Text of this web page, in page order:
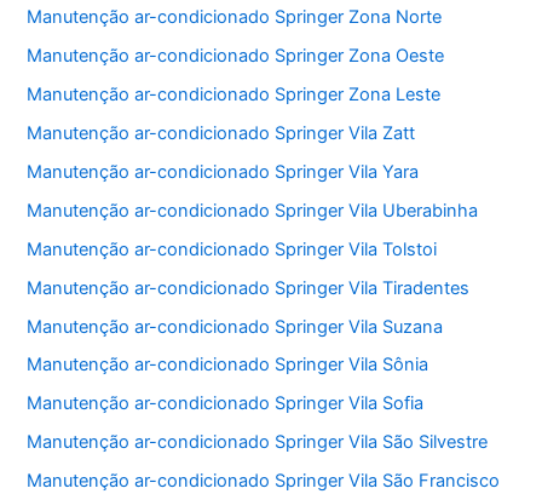
Manutenção ar-condicionado Springer Zona Norte
Manutenção ar-condicionado Springer Zona Oeste
Manutenção ar-condicionado Springer Zona Leste
Manutenção ar-condicionado Springer Vila Zatt
Manutenção ar-condicionado Springer Vila Yara
Manutenção ar-condicionado Springer Vila Uberabinha
Manutenção ar-condicionado Springer Vila Tolstoi
Manutenção ar-condicionado Springer Vila Tiradentes
Manutenção ar-condicionado Springer Vila Suzana
Manutenção ar-condicionado Springer Vila Sônia
Manutenção ar-condicionado Springer Vila Sofia
Manutenção ar-condicionado Springer Vila São Silvestre
Manutenção ar-condicionado Springer Vila São Francisco